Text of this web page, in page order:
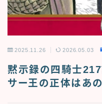
2025.11.26 2026.05.03
黙示録の四騎士
サー王の正体はあ